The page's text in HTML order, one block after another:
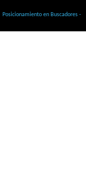
Posicionamiento en Buscadores -